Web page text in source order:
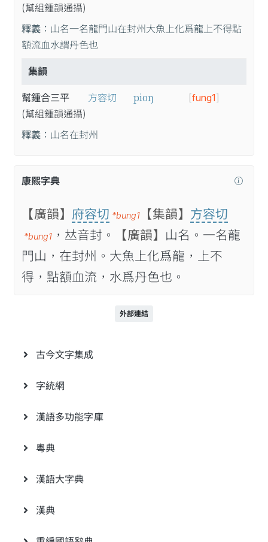
(幫組鍾韻通攝)
釋義： 山名一名龍門山在封州大魚上化爲龍上不得點
額流血水謂丹色也
集韻
幫鍾合三平
(幫組鍾韻通攝)
方容切 pioŋ [fung1]
釋義： 山名在封州
康熙字典
【廣韻】 府容切 *bung1 【集韻】 方容切
*bung1 ，𠀤音封。 【廣韻】 山名。一名龍
門山，在封州。大魚上化爲龍，上不
得，點額血流，水爲丹色也。
外部連結
古今文字集成
字統網
漢語多功能字庫
粵典
漢語大字典
漢典